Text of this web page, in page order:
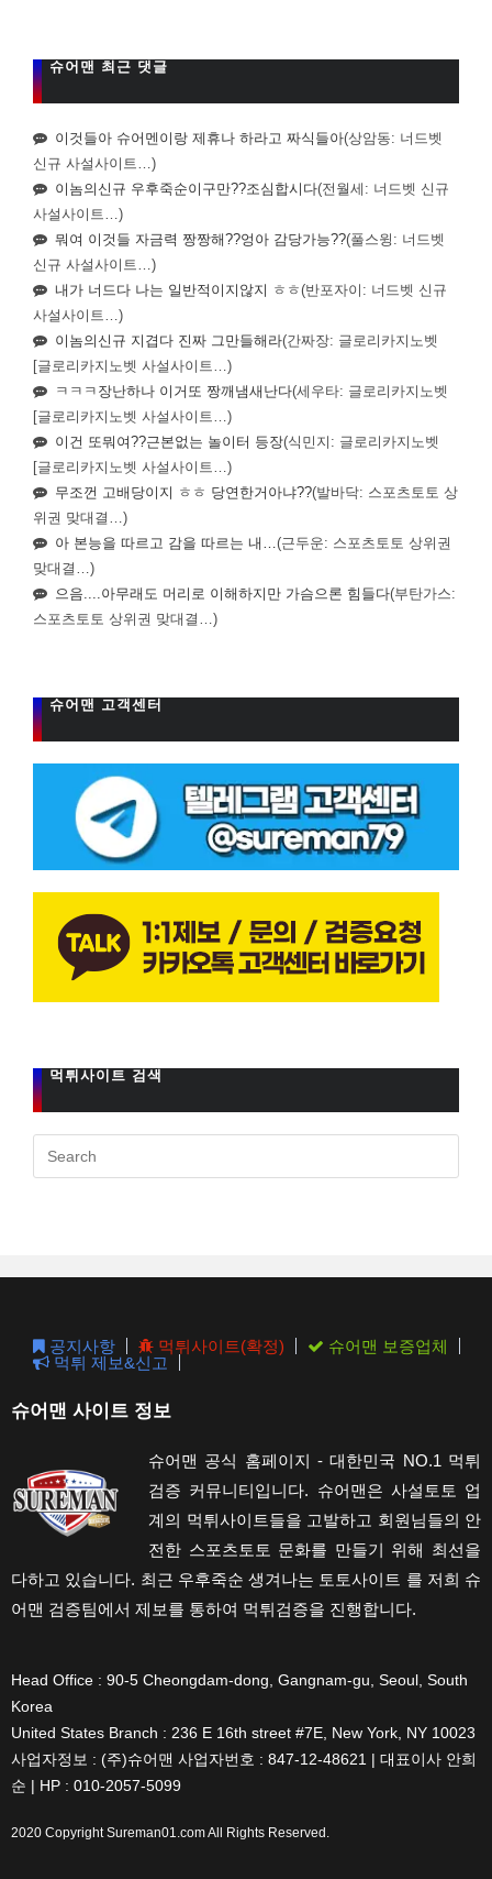
슈어맨 최근 댓글
이것들아 슈어멘이랑 제휴나 하라고 짜식들아(상암동: 너드벳
신규 사설사이트…)
이놈의신규 우후죽순이구만??조심합시다(전월세: 너드벳 신규
사설사이트…)
뭐여 이것들 자금력 짱짱해??엉아 감당가능??(풀스윙: 너드벳
신규 사설사이트…)
내가 너드다 나는 일반적이지않지 ㅎㅎ(반포자이: 너드벳 신규
사설사이트…)
이놈의신규 지겹다 진짜 그만들해라(간짜장: 글로리카지노벳
[글로리카지노벳 사설사이트…)
ㅋㅋㅋ장난하나 이거또 짱깨냄새난다(세우타: 글로리카지노벳
[글로리카지노벳 사설사이트…)
이건 또뭐여??근본없는 놀이터 등장(식민지: 글로리카지노벳
[글로리카지노벳 사설사이트…)
무조껀 고배당이지 ㅎㅎ 당연한거아냐??(발바닥: 스포츠토토 상
위권 맞대결…)
아 본능을 따르고 감을 따르는 내…(근두운: 스포츠토토 상위권
맞대결…)
으음....아무래도 머리로 이해하지만 가슴으론 힘들다(부탄가스:
스포츠토토 상위권 맞대결…)
슈어맨 고객센터
먹튀사이트 검색
공지사항 먹튀사이트(확정)
슈어맨 보증업체
먹튀 제보&신고
슈어맨 사이트 정보
슈어맨 공식 홈페이지 - 대한민국 NO.1 먹튀
검증 커뮤니티입니다. 슈어맨은 사설토토 업
계의 먹튀사이트들을 고발하고 회원님들의 안
전한 스포츠토토 문화를 만들기 위해 최선을
다하고 있습니다. 최근 우후죽순 생겨나는 토토사이트 를 저희 슈
어맨 검증팀에서 제보를 통하여 먹튀검증을 진행합니다.
Head Office : 90-5 Cheongdam-dong, Gangnam-gu, Seoul, South
Korea
United States Branch : 236 E 16th street #7E, New York, NY 10023
사업자정보 : (주)슈어맨 사업자번호 : 847-12-48621 | 대표이사 안희
순 | HP : 010-2057-5099
2020 CopyrightSureman01.comAll Rights Reserved.